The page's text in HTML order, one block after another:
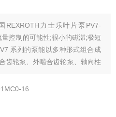
REXROTH力士乐叶片泵PV7-
控制的可能性;很小的磁滞;极短
系列的泵能以多种形式组合成
齿轮泵、外啮合齿轮泵、轴向柱
16